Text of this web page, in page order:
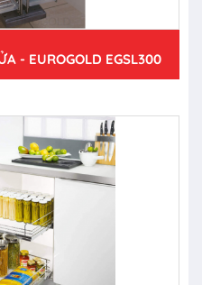
- EUROGOLD EGSL300